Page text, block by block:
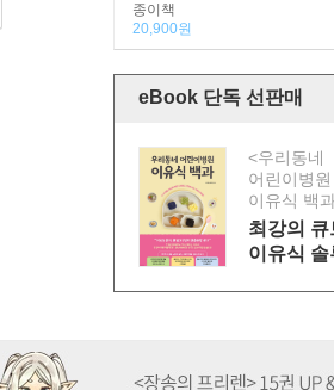
종이책
20,900원
eBook 단독 선판매
<우리동네
어린이병원
이유식 백
최강의 큐
이유식 솔